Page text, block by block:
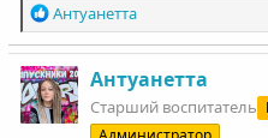
Р
е
а
к
ц
и
Антуанетта
Антуанетта
Старший воспитатель